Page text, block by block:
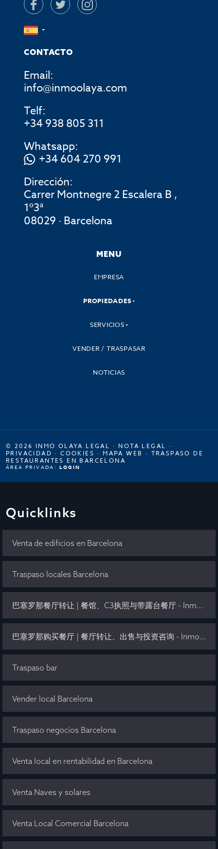
CONTACTO
Email:
info@inmoolaya.com
Telf:
+34 938 805 311
Whatsapp:
+34 604 270 991
Dirección:
Carrer Montnegre 2 Escalera B ,
1º3ª
08029 · Barcelona
MENU
EMPRESA
PROPIEDADES
SERVICIOS
VENDER / TRASPASAR
NOTICIAS
© 2026 INMO OLAYA LEGAL · NOTA LEGAL ·
PRIVACIDAD ·COOKIES · MAPA WEB · TRASPASO DE
RESTAURANTES EN BARCELONA
ÁREA PRIVADA: LOGIN
Quicklinks
Venta de edificios en Barcelona
Traspaso locales Barcelona
巴塞罗那餐厅转让 | 餐馆、C3执照与带露台餐厅 - Inmo Olaya
巴塞罗那购买餐厅 | 餐厅转让、出售与投资咨询 - Inmo Olaya
Traspaso bar
Vender local Barcelona
Traspaso negocios Barcelona
Venta local en rentabilidad en Barcelona
Venta Naves y solares
Venta Local Comercial Barcelona